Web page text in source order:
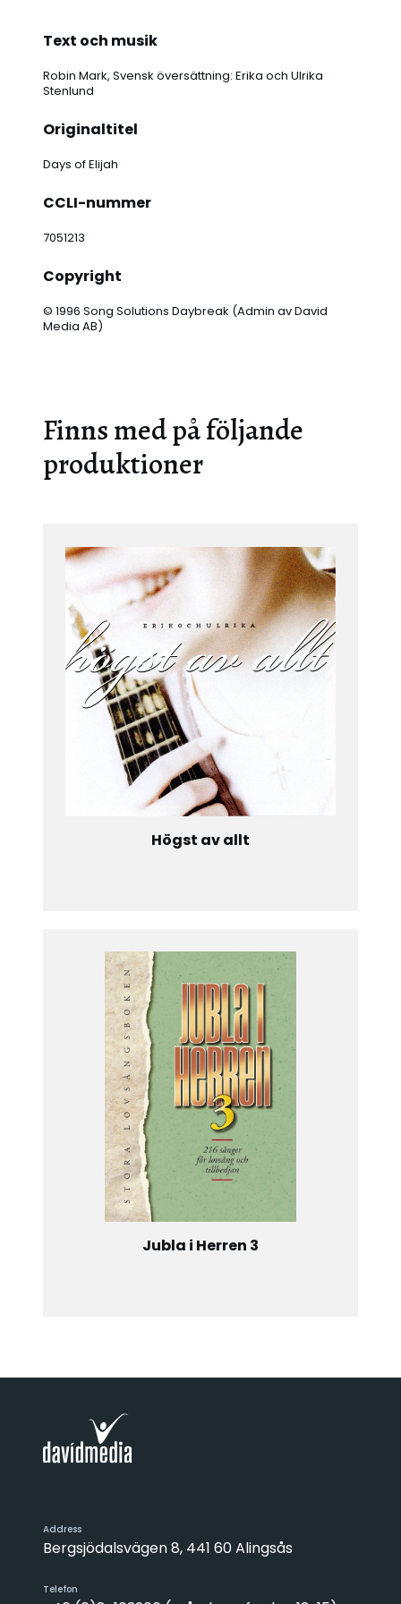
Text och musik
Robin Mark, Svensk översättning: Erika och Ulrika
Stenlund
Originaltitel
Days of Elijah
CCLI-nummer
7051213
Copyright
© 1996 Song Solutions Daybreak (Admin av David
Media AB)
Finns med på följande
produktioner
Högst av allt
Jubla i Herren 3
Address
Bergsjödalsvägen 8, 441 60 Alingsås
Telefon